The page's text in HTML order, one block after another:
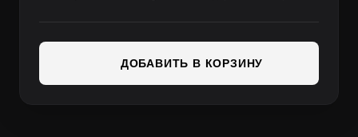
ДОБАВИТЬ В КОРЗИНУ